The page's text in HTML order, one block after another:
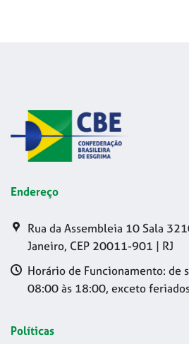
Endereço
Rua da Assembleia 10 Sala
Janeiro, CEP 20011-901 | RJ
Horário de Funcionamento: de
08:00 às 18:00, exceto
Políticas